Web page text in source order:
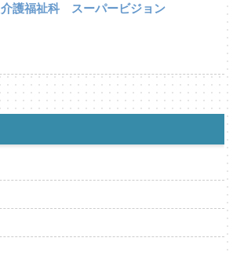
介護福祉科 スーパービジョン